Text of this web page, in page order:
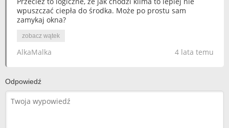
wpuszczać ciepła do środka. Może po prostu sam
zamykaj okna?
zobacz wątek
4 lata temu
AlkaMalka
Odpowiedź